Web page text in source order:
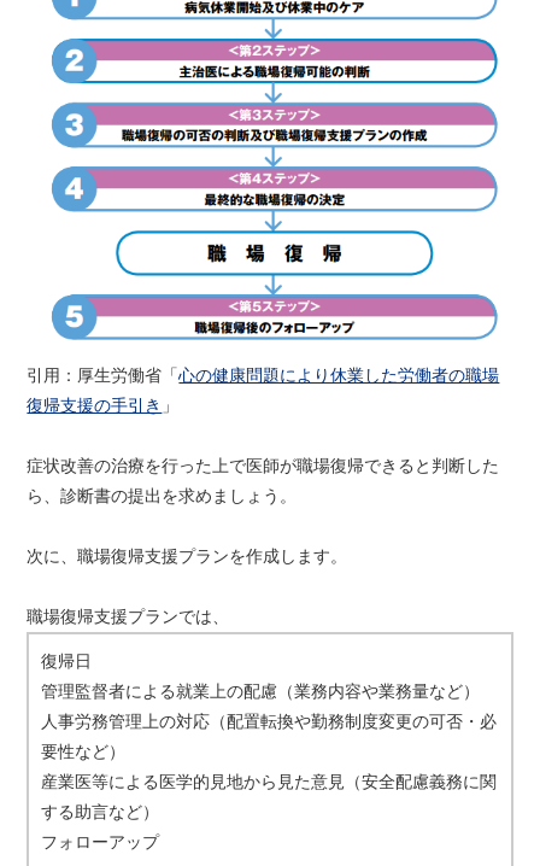
引用：厚生労働省「心の健康問題により休業した労働者の職場
復帰支援の手引き 」
症状改善の治療を行った上で医師が職場復帰できると判断した
ら、診断書の提出を求めましょう。
次に、職場復帰支援プランを作成します。
職場復帰支援プランでは、
復帰日
管理監督者による就業上の配慮（業務内容や業務量など）
人事労務管理上の対応（配置転換や勤務制度変更の可否・必
要性など）
産業医等による医学的見地から見た意見（安全配慮義務に関
する助言など）
フォローアップ